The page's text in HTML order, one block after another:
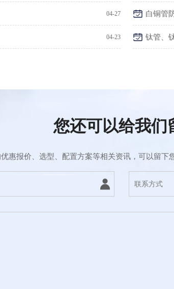
04-27 白铜管
04-23 钛管、
您还可以给我们
惠报价、选型、配置方案等相关资讯，可以留下